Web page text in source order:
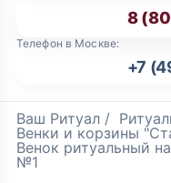
8
Телефон в Москве:
+7
Ваш Ритуал /
Венки и корзины
Венок ритуальный
№1